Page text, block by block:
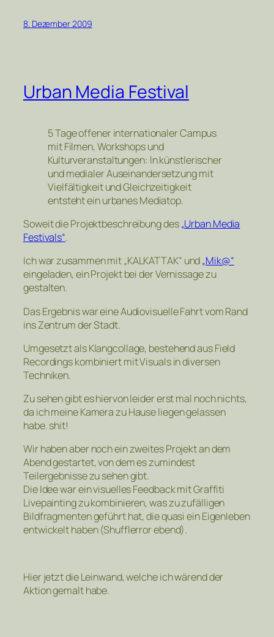
8. Dezember 2009
Urban Media Festival
5 Tage offener internationaler Campus
mit Filmen, Workshops und
Kulturveranstaltungen: In künstlerischer
und medialer Auseinandersetzung mit
Vielfältigkeit und Gleichzeitigkeit
entsteht ein urbanes Mediatop.
Soweit die Projektbeschreibung des„Urban Media
Festivals“.
Ich war zusammen mit „KALKATTAK“ und„Mik@“
eingeladen, ein Projekt bei der Vernissage zu
gestalten.
Das Ergebnis war eine Audiovisuelle Fahrt vom Rand
ins Zentrum der Stadt.
Umgesetzt als Klangcollage, bestehend aus Field
Recordings kombiniert mit Visuals in diversen
Techniken.
Zu sehen gibt es hiervon leider erst mal noch nichts,
da ich meine Kamera zu Hause liegen gelassen
habe. shit!
Wir haben aber noch ein zweites Projekt an dem
Abend gestartet, von dem es zumindest
Teilergebnisse zu sehen gibt.
Die Idee war ein visuelles Feedback mit Graffiti
Livepainting zu kombinieren, was zu zufälligen
Bildfragmenten geführt hat, die quasi ein Eigenleben
entwickelt haben (Shufflerror ebend).
Hier jetzt die Leinwand, welche ich wärend der
Aktion gemalt habe.